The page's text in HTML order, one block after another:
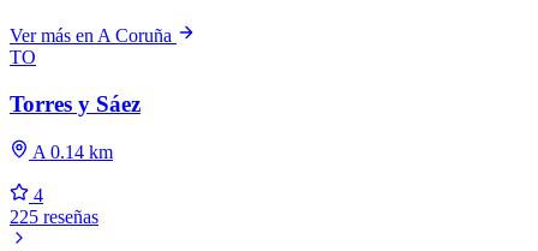
Ver más en A Coruña
TO
Torres y Sáez
A 0.14 km
4
225 reseñas